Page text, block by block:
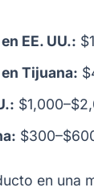
EE. UU.:
Tijuana:
en una